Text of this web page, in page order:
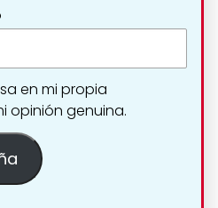
en mi propia
opinión genuina.